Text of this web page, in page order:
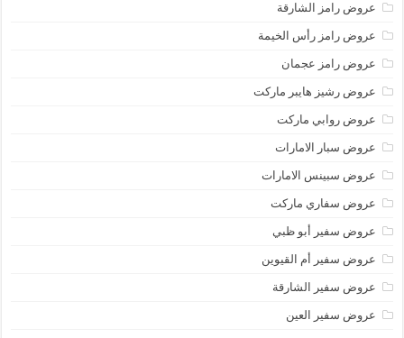
عروض رامز الشارقة
عروض رامز رأس الخيمة
عروض رامز عجمان
عروض رشيز هايبر ماركت
عروض روابي ماركت
عروض سبار الامارات
عروض سبينس الامارات
عروض سفاري ماركت
عروض سفير أبو ظبي
عروض سفير أم القيوين
عروض سفير الشارقة
عروض سفير العين